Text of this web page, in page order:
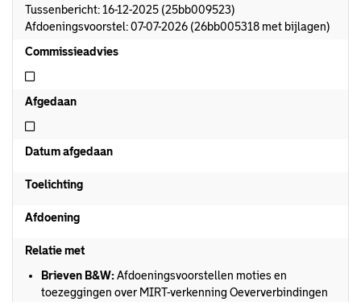
Tussenbericht: 16-12-2025 (25bb009523)
Afdoeningsvoorstel: 07-07-2026 (26bb005318 met bijlagen)
Commissieadvies
Niet commissieadvies
Afgedaan
Niet afgedaan
Datum afgedaan
Toelichting
Afdoening
Relatie met
Brieven B&W:Afdoeningsvoorstellen moties en
toezeggingen over MIRT-verkenning Oeververbindingen